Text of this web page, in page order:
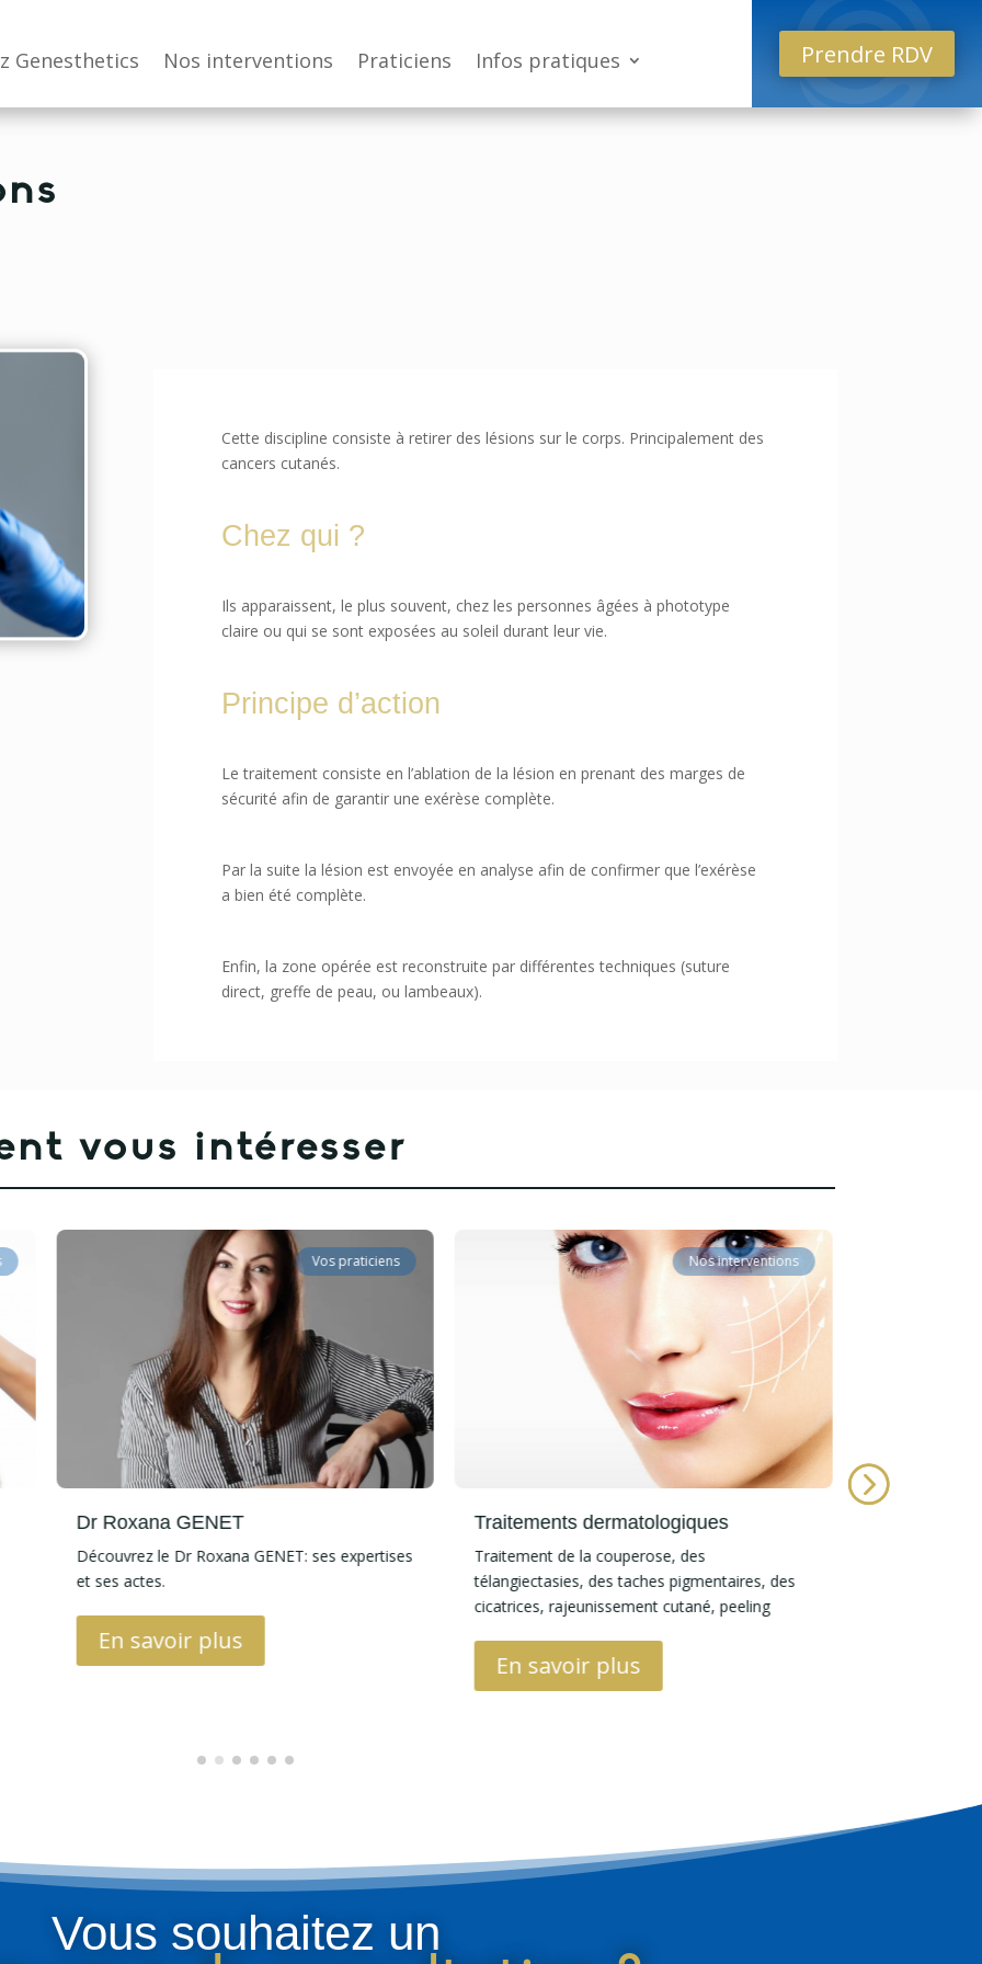
Genesthetics Nos interventions Praticiens Infos pratiques Prendre RDV
Cette discipline consiste à retirer des lésions sur le corps. Principalement des
cancers cutanés.
Chez qui ?
Ils apparaissent, le plus souvent, chez les personnes âgées à phototype
claire ou qui se sont exposées au soleil durant leur vie.
Principe d’action
Le traitement consiste en l’ablation de la lésion en prenant des marges de
sécurité afin de garantir une exérèse complète.
Par la suite la lésion est envoyée en analyse afin de confirmer que l’exérèse
a bien été complète.
Enfin, la zone opérée est reconstruite par différentes techniques (suture
direct, greffe de peau, ou lambeaux).
vous intéresser
Vos praticiens
Dr Roxana GENET
Découvrez le Dr Roxana GENET: ses expertises
et ses actes.
En savoir plus
Nos interventions
Traitements dermatologiques
Traitement de la couperose, des
télangiectasies, des taches pigmentaires, des
cicatrices, rajeunissement cutané, peeling
En savoir plus
Vous souhaitez un